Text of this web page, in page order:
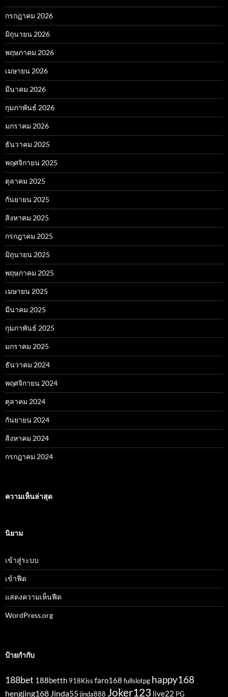
กรกฎาคม 2026
มิถุนายน 2026
พฤษภาคม 2026
เมษายน 2026
มีนาคม 2026
กุมภาพันธ์ 2026
มกราคม 2026
ธันวาคม 2025
พฤศจิกายน 2025
ตุลาคม 2025
กันยายน 2025
สิงหาคม 2025
กรกฎาคม 2025
มิถุนายน 2025
พฤษภาคม 2025
เมษายน 2025
มีนาคม 2025
กุมภาพันธ์ 2025
มกราคม 2025
ธันวาคม 2024
พฤศจิกายน 2024
ตุลาคม 2024
กันยายน 2024
สิงหาคม 2024
กรกฎาคม 2024
ความเห็นล่าสุด
นิยาม
เข้าสู่ระบบ
เข้าฟีด
แสดงความเห็นฟีด
WordPress.org
ป้ายกำกับ
188bet 188betth 918Kiss faro168 fullslotpg happy168
hengjing168 Jinda55 jinda888 Joker123 live22 PG